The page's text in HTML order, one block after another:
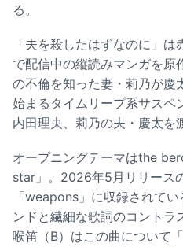
る。
「夫を殺したはずなのに」
で配信中の縦読みマンガを原
の不倫を知った妻・莉乃が慶
始まるタイムリープ系サスペ
内田理央、莉乃の夫・慶太を
オープニングテーマはthe
star」。2026年5月リリース
「weapons」に収録されて
ンドと繊細な歌詞のコントラ
喉笛（B）はこの曲について